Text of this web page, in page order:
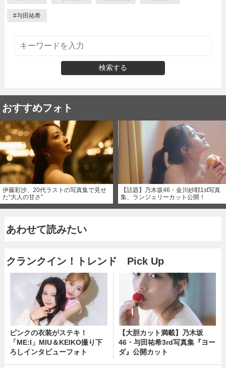
#与田祐希
検索する
おすすめフォト
伊藤彩沙、20代ラストの写真集で見せ
た“大人の甘さ”
【話題】乃木坂46・金川紗耶1st写真
集、ランジェリーカット公開！
あわせて読みたい
クランクイン！トレンド Pick Up
ピンクの衣装がステキ！
「ME:I」MIU＆KEIKO撮り下
ろしインタビューフォト
【大胆カット満載】乃木坂
46・与田祐希3rd写真集『ヨー
ダ』公開カット